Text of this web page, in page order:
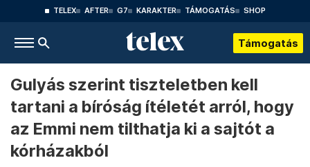
TELEX AFTER G7 KARAKTER TÁMOGATÁS SHOP
Támogatás
Gulyás szerint tiszteletben kell
tartani a bíróság ítéletét arról, hogy
az Emmi nem tilthatja ki a sajtót a
kórházakból